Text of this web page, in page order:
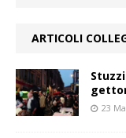
ARTICOLI
23